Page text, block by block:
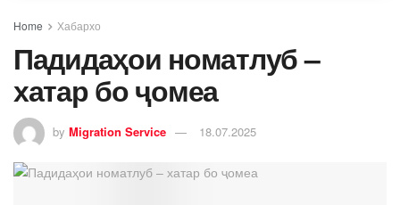
Home Хабархо
Падидаҳои номатлуб –
хатар бо ҷомеа
by Migration Service 18.07.2025